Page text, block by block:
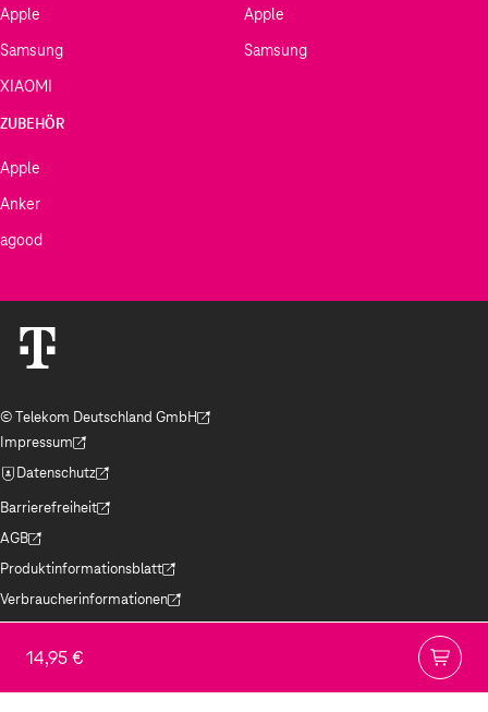
14,95 €
Apple
Samsung
XIAOMI
Apple
Samsung
ZUBEHÖR
Apple
Anker
agood
© Telekom Deutschland GmbH
(Der Link wird in einem neuen Tab geöffnet)
Impressum
(Der Link wird in einem neuen Tab geöffnet)
Datenschutz
(Der Link wird in einem neuen Tab geöffnet)
Barrierefreiheit
(Der Link wird in einem neuen Tab geöffnet)
AGB
(Der Link wird in einem neuen Tab geöffnet)
Produktinformationsblatt
(Der Link wird in einem neuen Tab geöffnet)
Verbraucherinformationen
(Der Link wird in einem neuen Tab geöffnet)
Hinweise ElektroG/BattG
(Der Link wird in einem neuen Tab geöffnet)